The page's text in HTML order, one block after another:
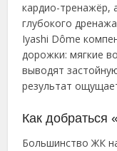
кардио-тренажёр,
глубокого
Iyashi Dôme
дорожки: мягкие
выводят
результат
Как добраться
Большинство ЖК